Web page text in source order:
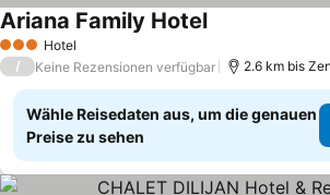
3 SterneHotel
Ariana Family HotelPreise sehen
/ Keine Rezensionen verfügbar 2.6 km bis
Wähle Reisedaten aus, um die genauen
Preise zu sehen